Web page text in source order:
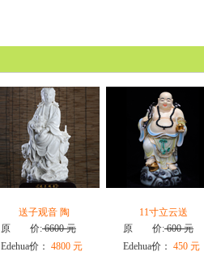
送子观音 陶
原 价:6600 元
Edehua价： 4800 元
11寸立云送
原 价:600 元
Edehua价： 450 元